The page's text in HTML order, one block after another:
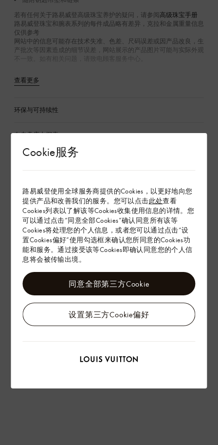
Cookie服务
路易威登使用全球服务商提供的Cookies，以更好地向您
提供产品和改善我们的服务。您可以点击此处查看
Cookies列表以了解该等Cookies收集使用信息的详情。您
可以通过点击“同意全部Cookies”确认同意所有该等
Cookies将处理您的个人信息，或者您可以通过点击“设
置Cookies偏好”使用勾选框来确认您所同意的Cookies功
能和服务。通过接受该等Cookies即确认同意您的个人信
息将会被传输出境。
设置第三方Cookie偏好
同意全部第三方Cookie
若有任何关于路易威登高级珠宝养护的疑问，请参阅高级珠宝手册
路易威登珠宝和腕表系列的每件成品略有差异，克拉和金属重量信息
仅供参考
网站中的信息可能存在技术失准、色差、尺码误差或因产品改良，生
产批次等因素造成的细节误差，网站展示的产品图片可能与实际外观
不一致。如有相关问题，请致电顾客服务中心。
查看更多
环保与可持续性
在专卖店内探索
配送 & 退货
赠礼